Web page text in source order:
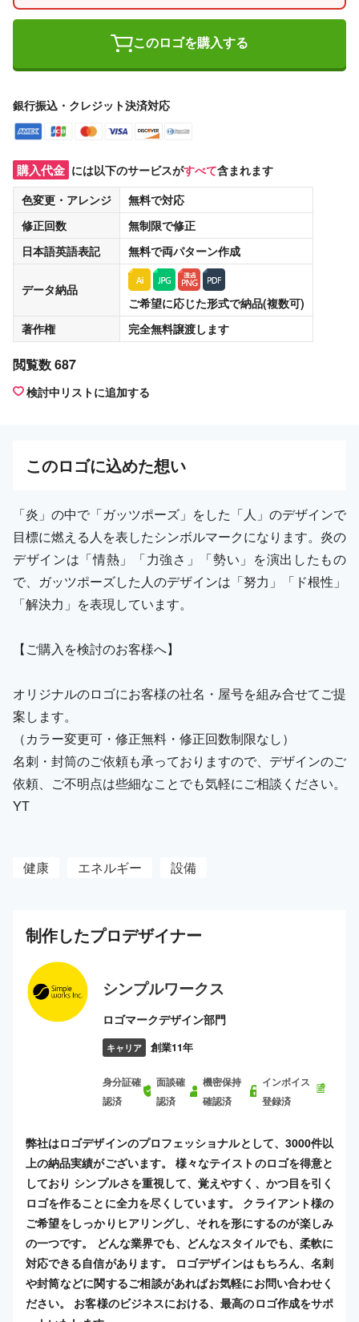
このロゴを購入する
銀行振込・クレジット決済対応
購入代金 には以下のサービスがすべて含まれます
色変更・アレンジ
無料で対応
修正回数
無制限で修正
日本語英語表記
無料で両パターン作成
データ納品
ご希望に応じた形式で納品(複数可)
著作権
完全無料譲渡します
閲覧数 687
検討中リストに追加する
このロゴに込めた想い
「炎」の中で「ガッツポーズ」をした「人」のデザインで
目標に燃える人を表したシンボルマークになります。炎の
デザインは「情熱」「力強さ」「勢い」を演出したもの
で、ガッツポーズした人のデザインは「努力」「ド根性」
「解決力」を表現しています。
【ご購入を検討のお客様へ】
オリジナルのロゴにお客様の社名・屋号を組み合せてご提
案します。
（カラー変更可・修正無料・修正回数制限なし）
名刺・封筒のご依頼も承っておりますので、デザインのご
依頼、ご不明点は些細なことでも気軽にご相談ください。
YT
健康 エネルギー 設備
制作したプロデザイナー
シンプルワークス
ロゴマークデザイン部門
キャリア 創業11年
身分証確
認済
面談確
認済
機密保持
確認済
インボイス
登録済
弊社はロゴデザインのプロフェッショナルとして、3000件以
上の納品実績がございます。 様々なテイストのロゴを得意と
しており シンプルさを重視して、覚えやすく、かつ目を引く
ロゴを作ることに全力を尽くしています。 クライアント様の
ご希望をしっかりヒアリングし、それを形にするのが楽しみ
の一つです。 どんな業界でも、どんなスタイルでも、柔軟に
対応できる自信があります。 ロゴデザインはもちろん、名刺
や封筒などに関するご相談があればお気軽にお問い合わせく
ださい。 お客様のビジネスにおける、最高のロゴ作成をサポ